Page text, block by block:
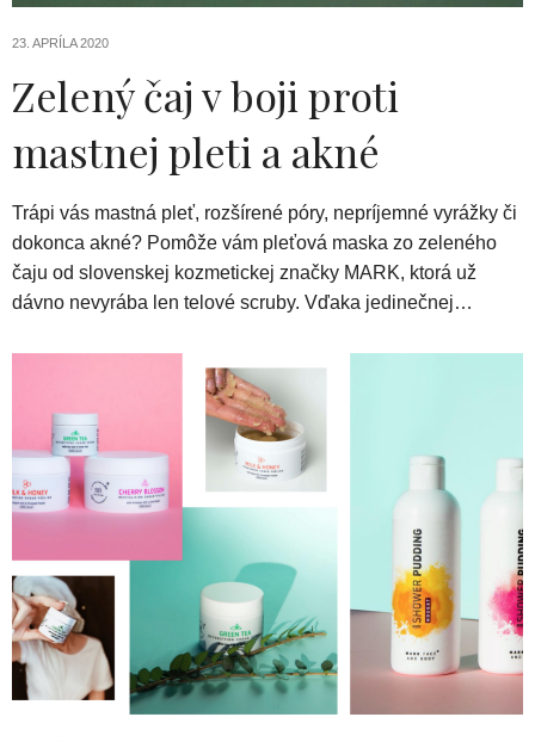
23. APRÍLA 2020
Zelený čaj v boji proti
mastnej pleti a akné
Trápi vás mastná pleť, rozšírené póry, nepríjemné vyrážky či
dokonca akné? Pomôže vám pleťová maska zo zeleného
čaju od slovenskej kozmetickej značky MARK, ktorá už
dávno nevyrába len telové scruby. Vďaka jedinečnej…